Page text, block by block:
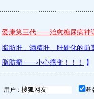
用户： 匿